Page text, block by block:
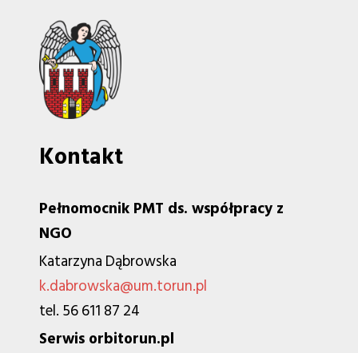
Kontakt
Pełnomocnik PMT ds. współpracy z
NGO
Katarzyna Dąbrowska
k.dabrowska@um.torun.pl
tel. 56 611 87 24
Serwis orbitorun.pl